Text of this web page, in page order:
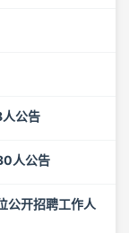
公告
人公告
公开招聘工作人